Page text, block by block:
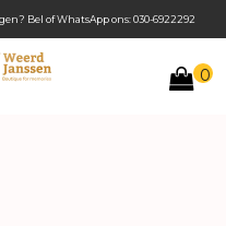
0
Bel of WhatsApp ons: 030-6922292